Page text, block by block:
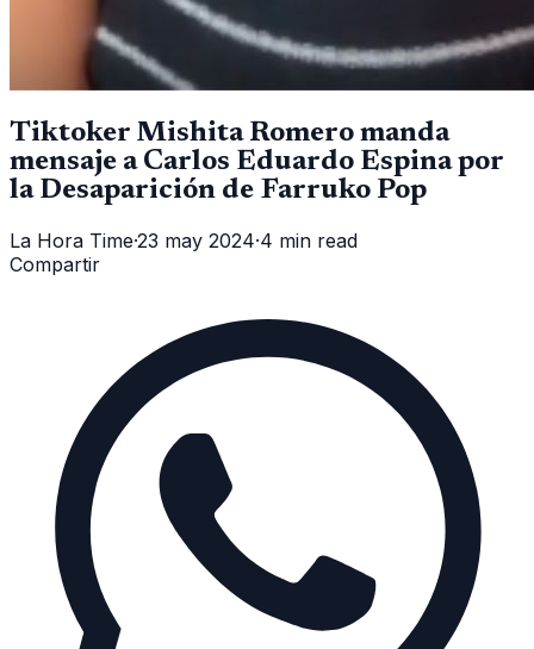
Tiktoker Mishita Romero manda
mensaje a Carlos Eduardo Espina por
la Desaparición de Farruko Pop
La Hora Time·23 may 2024·4 min read
Compartir